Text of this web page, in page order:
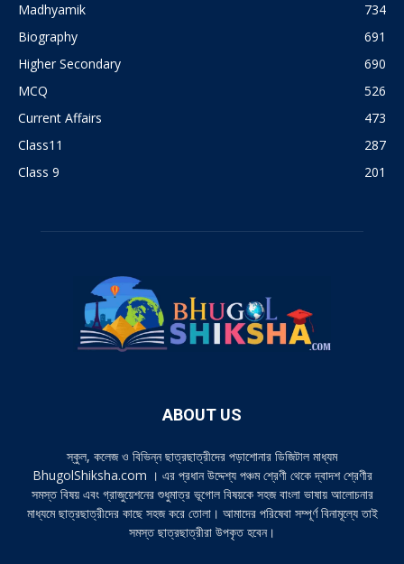
Madhyamik
734
Biography
691
Higher Secondary
690
MCQ
526
Current Affairs
473
Class11
287
Class 9
201
ABOUT US
স্কুল, কলেজ ও বিভিন্ন ছাত্রছাত্রীদের পড়াশোনার ডিজিটাল মাধ্যম
BhugolShiksha.com । এর প্রধান উদ্দেশ্য পঞ্চম শ্রেণী থেকে দ্বাদশ শ্রেণীর
সমস্ত বিষয় এবং গ্রাজুয়েশনের শুধুমাত্র ভূগোল বিষয়কে সহজ বাংলা ভাষায় আলোচনার
মাধ্যমে ছাত্রছাত্রীদের কাছে সহজ করে তোলা। আমাদের পরিষেবা সম্পূর্ণ বিনামূল্যে তাই
সমস্ত ছাত্রছাত্রীরা উপকৃত হবেন।